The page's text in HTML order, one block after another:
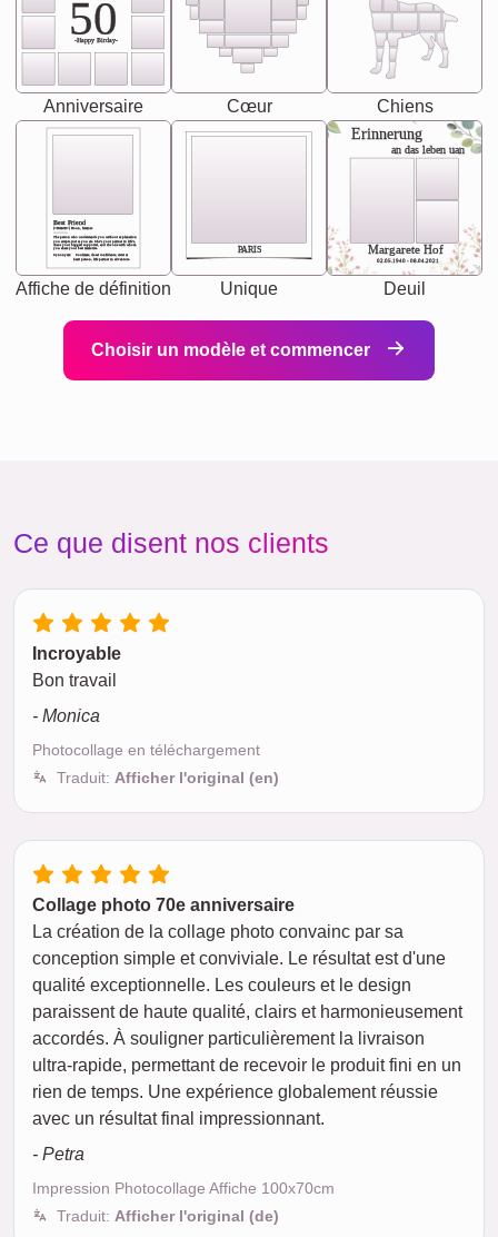
50
-Happy Birday-
Anniversaire Cœur Chiens
Best Friend
[<NAME>] Noun, feminie
Synonyms: Soulmate, closet confidante, sister at
heart person, life partner in adventure.
The person who understands you without explanation
you accepts just as you are. She's your partner in life's,
chaos your biggest supporter, and the one with whom
you share your best memories.
Affiche de définition
PARIS
Unique
Erinnerung
an das leben uan
Margarete Hof
02.05.1940 - 08.04.2021
Deuil
Choisir un modèle et commencer
Ce que disent nos clients
Incroyable
Bon travail
- Monica
Photocollage en téléchargement
Traduit: Afficher l'original (en)
Collage photo 70e anniversaire
La création de la collage photo convainc par sa
conception simple et conviviale. Le résultat est d'une
qualité exceptionnelle. Les couleurs et le design
paraissent de haute qualité, clairs et harmonieusement
accordés. À souligner particulièrement la livraison
ultra-rapide, permettant de recevoir le produit fini en un
rien de temps. Une expérience globalement réussie
avec un résultat final impressionnant.
- Petra
Impression Photocollage Affiche 100x70cm
Traduit: Afficher l'original (de)